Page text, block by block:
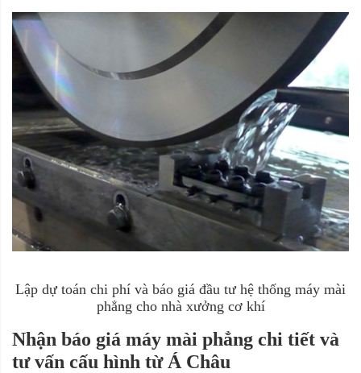
Lập dự toán chi phí và báo giá đầu tư hệ thống máy mài
phẳng cho nhà xưởng cơ khí
Nhận báo giá máy mài phẳng chi tiết và
tư vấn cấu hình từ Á Châu